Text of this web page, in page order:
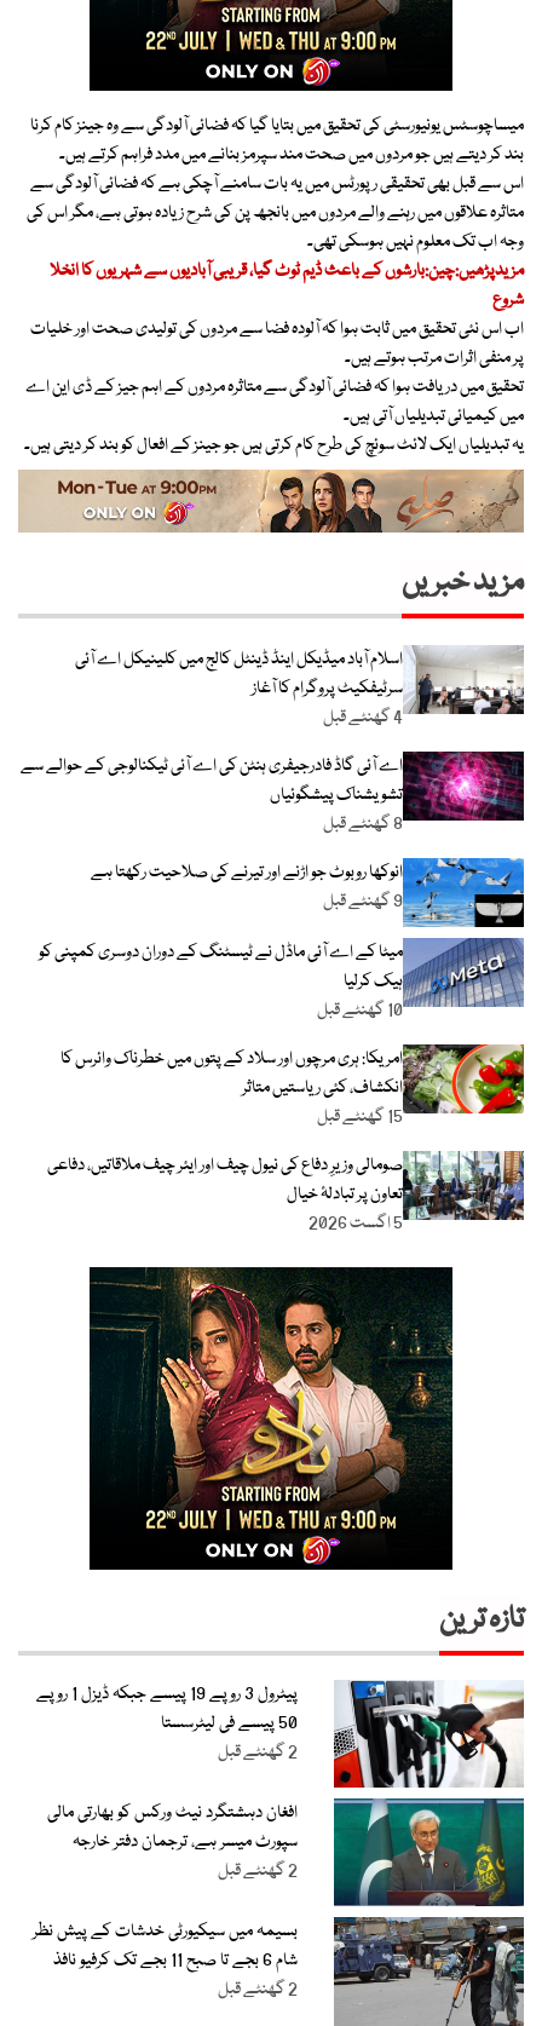
میساچوسٹس یونیورسٹی کی تحقیق میں بتایا گیا کہ فضائی آلودگی سے وہ جینز کام کرنا
بند کر دیتے ہیں جو مردوں میں صحت مند سپرمز بنانے میں مدد فراہم کرتے ہیں۔
اس سے قبل بھی تحقیقی رپورٹس میں یہ بات سامنے آچکی ہے کہ فضائی آلودگی سے
متاثرہ علاقوں میں رہنے والے مردوں میں بانجھ پن کی شرح زیادہ ہوتی ہے، مگر اس کی
وجہ اب تک معلوم نہیں ہوسکی تھی۔
مزیدپڑھیں:چین:بارشوں کے باعث ڈیم ٹوٹ گیا، قریبی آبادیوں سے شہریوں کا انخلا
شروع
اب اس نئی تحقیق میں ثابت ہوا کہ آلودہ فضا سے مردوں کی تولیدی صحت اور خلیات
پر منفی اثرات مرتب ہوتے ہیں۔
تحقیق میں دریافت ہوا کہ فضائی آلودگی سے متاثرہ مردوں کے اہم جیز کے ڈی این اے
میں کیمیائی تبدیلیاں آتی ہیں۔
یہ تبدیلیاں ایک لائٹ سوئچ کی طرح کام کرتی ہیں جو جینز کے افعال کو بند کر دیتی ہیں۔
مزید خبریں
اسلام آباد میڈیکل اینڈ ڈینٹل کالج میں کلینیکل اے آئی
سرٹیفکیٹ پروگرام کا آغاز
4 گھنٹے قبل
اے آئی گاڈ فادرجیفری ہنٹن کی اے آئی ٹیکنالوجی کے حوالے سے
تشویشناک پیشگوئیاں
8 گھنٹے قبل
انوکھا روبوٹ جو اڑنے اور تیرنے کی صلاحیت رکھتا ہے
9 گھنٹے قبل
میٹا کے اے آئی ماڈل نے ٹیسٹنگ کے دوران دوسری کمپنی کو
ہیک کرلیا
10 گھنٹے قبل
امریکا: ہری مرچوں اور سلاد کے پتوں میں خطرناک وائرس کا
انکشاف، کئی ریاستیں متاثر
15 گھنٹے قبل
صومالی وزیرِ دفاع کی نیول چیف اور ایئر چیف ملاقاتیں، دفاعی
تعاون پر تبادلۂ خیال
5 اگست 2026
تازہ ترین
پیٹرول 3 روپے 19 پیسے جبکہ ڈیزل 1 روپے
50 پیسے فی لیٹرسستا
2 گھنٹے قبل
افغان دہشتگرد نیٹ ورکس کو بھارتی مالی
سپورٹ میسر ہے، ترجمان دفتر خارجہ
2 گھنٹے قبل
بسیمہ میں سیکیورٹی خدشات کے پیش نظر
شام 6 بجے تا صبح 11 بجے تک کرفیو نافذ
2 گھنٹے قبل